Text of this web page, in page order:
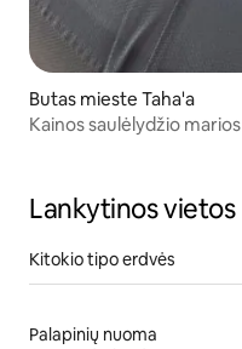
Butas mieste Taha'a
Kainos saulėlydžio marios
Lankytinos vietos
Kitokio tipo erdvės
Palapinių nuoma